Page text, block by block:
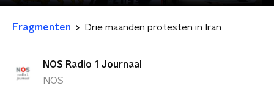
Fragmenten Drie maanden protesten in Iran
NOS Radio 1 Journaal
NOS